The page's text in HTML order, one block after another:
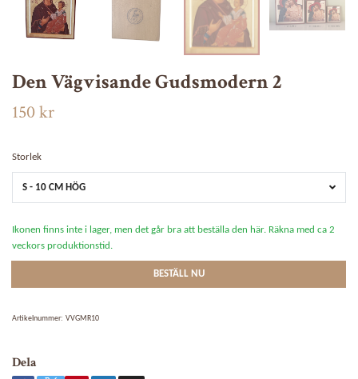
Den Vägvisande Gudsmodern 2
150 kr
Storlek
S - 10 CM HÖG
Ikonen finns inte i lager, men det går bra att beställa den här. Räkna med ca 2
veckors produktionstid.
BESTÄLL NU
Artikelnummer: VVGMR10
Dela